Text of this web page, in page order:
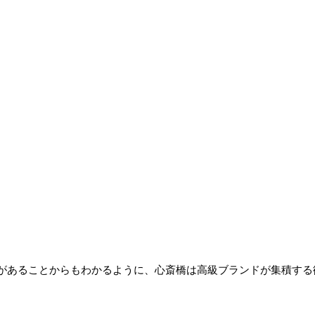
ることからもわかるように、心斎橋は高級ブランドが集積す